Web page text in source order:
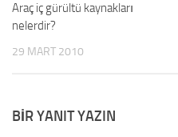
Araç iç gürültü kaynakları
nelerdir?
29 MART 2010
BIR YANIT YAZIN